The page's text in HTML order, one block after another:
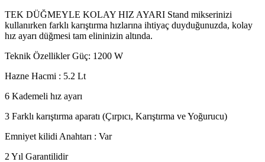
TEK DÜĞMEYLE KOLAY HIZ AYARI Stand mikserinizi
kullanırken farklı karıştırma hızlarına ihtiyaç duyduğunuzda, kolay
hız ayarı düğmesi tam elininizin altında.
Teknik Özellikler Güç: 1200 W
Hazne Hacmi : 5.2 Lt
6 Kademeli hız ayarı
3 Farklı karıştırma aparatı (Çırpıcı, Karıştırma ve Yoğurucu)
Emniyet kilidi Anahtarı : Var
2 Yıl Garantilidir